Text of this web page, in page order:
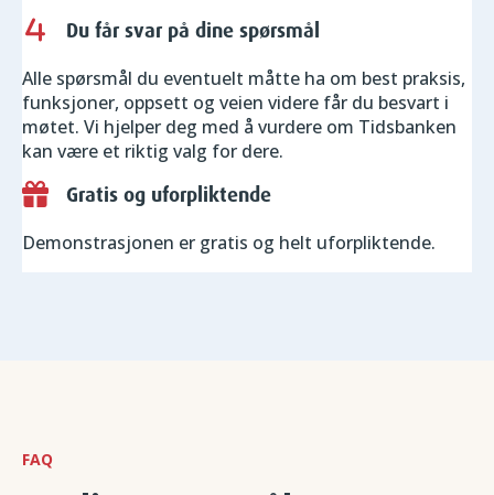
Du får svar på dine spørsmål
Alle spørsmål du eventuelt måtte ha om best praksis,
funksjoner, oppsett og veien videre får du besvart i
møtet. Vi hjelper deg med å vurdere om Tidsbanken
kan være et riktig valg for dere.
Gratis og uforpliktende
Demonstrasjonen er gratis og helt uforpliktende.
FAQ